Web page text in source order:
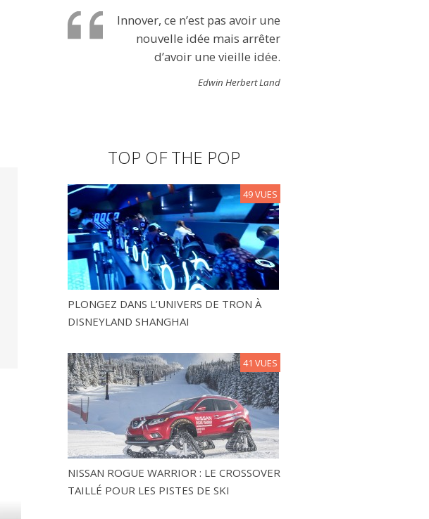
Innover, ce n’est pas avoir une
nouvelle idée mais arrêter
d’avoir une vieille idée.
Edwin Herbert Land
TOP OF THE POP
PLONGEZ DANS L’UNIVERS DE TRON À
DISNEYLAND SHANGHAI
49 VUES
NISSAN ROGUE WARRIOR : LE CROSSOVER
TAILLÉ POUR LES PISTES DE SKI
41 VUES